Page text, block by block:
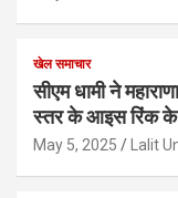
खेल समाचार
सीएम धामी ने
स्तर के आइस रिंक के
May 5, 2025 Lalit